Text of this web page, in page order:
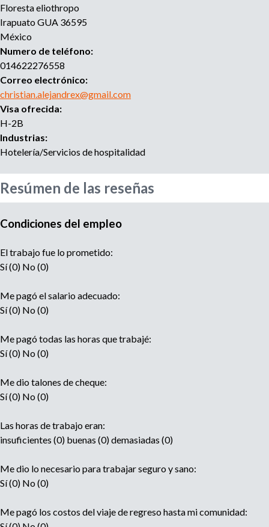
n
t
Floresta eliothropo
Irapuato GUA 36595
México
Numero de teléfono:
014622276558
Correo electrónico:
christian.alejandrex@gmail.com
Visa ofrecida:
H-2B
Industrias:
Hotelería/Servicios de hospitalidad
Resúmen de las reseñas
Condiciones del empleo
El trabajo fue lo prometido:
Sí (0) No (0)
Me pagó el salario adecuado:
Sí (0) No (0)
Me pagó todas las horas que trabajé:
Sí (0) No (0)
Me dio talones de cheque:
Sí (0) No (0)
Las horas de trabajo eran:
insuficientes (0) buenas (0) demasiadas (0)
Me dio lo necesario para trabajar seguro y sano:
Sí (0) No (0)
Me pagó los costos del viaje de regreso hasta mi comunidad: